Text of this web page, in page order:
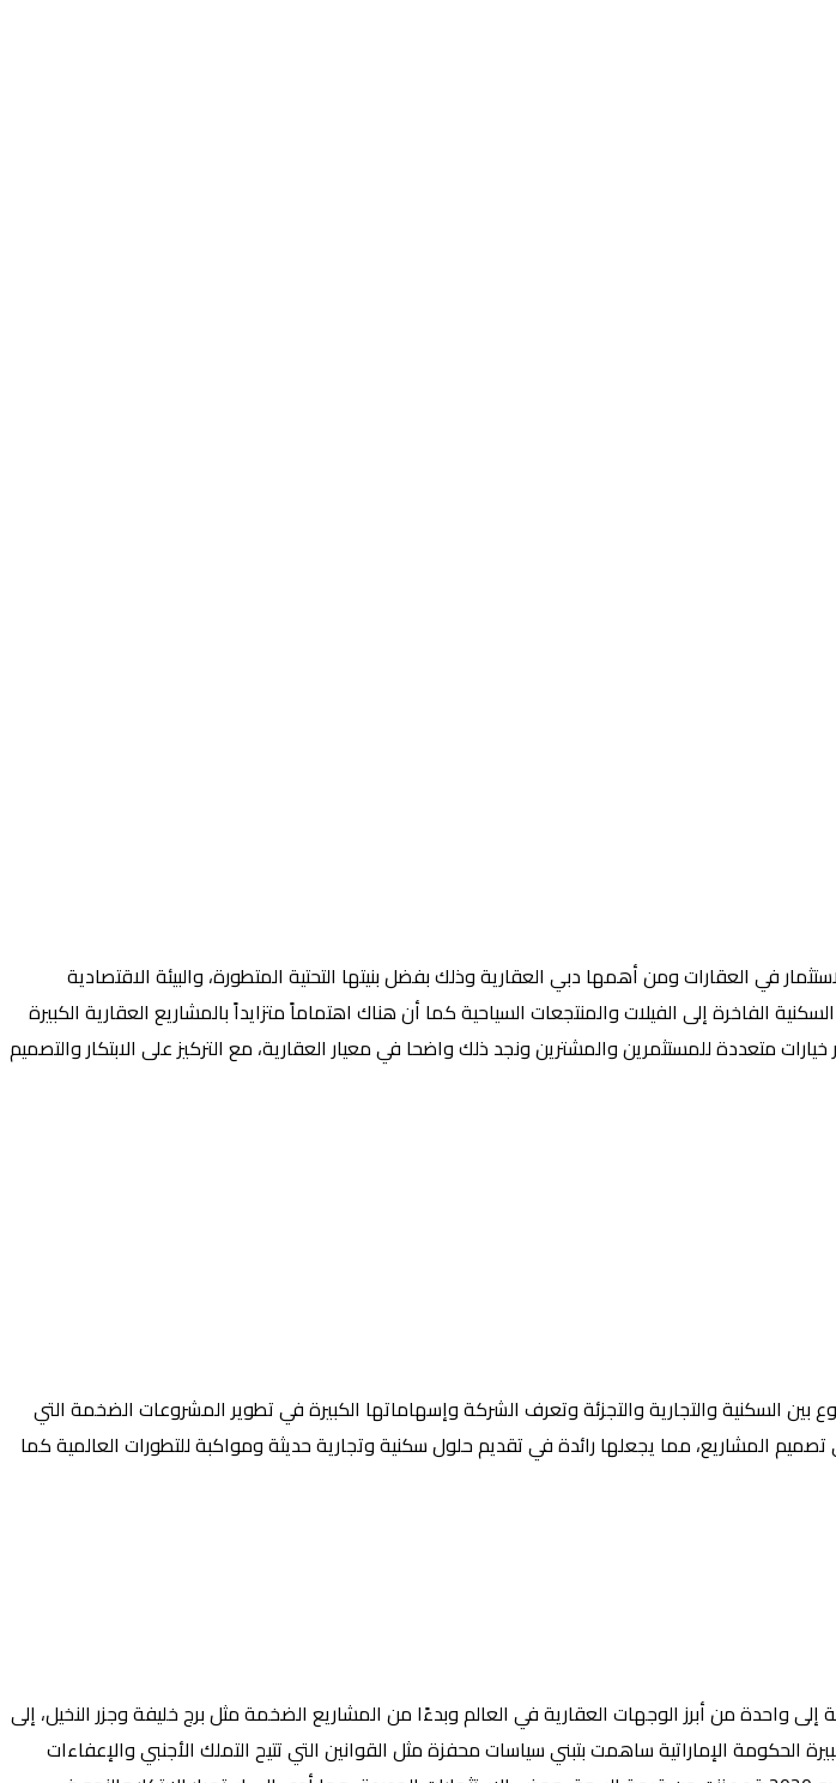
في العقارات ومن أهمها دبي العقارية وذلك بفضل بنيتها التحتية المتطورة، والبيئة الاقتصادية
إلى الفيلات والمنتجعات السياحية كما أن هناك اهتماماً متزايداً بالمشاريع العقارية الكبيرة
متعددة للمستثمرين والمشترين ونجد ذلك واضحا في معيار العقارية، مع التركيز على الابتكار والتصميم
السكنية والتجارية والتجزئة وتعرف الشركة وإسهاماتها الكبيرة في تطوير المشروعات الضخمة التي
المشاريع، مما يجعلها رائدة في تقديم حلول سكنية وتجارية حديثة ومواكبة للتطورات العالمية كما
من أبرز الوجهات العقارية في العالم وبدءًا من المشاريع الضخمة مثل برج خليفة وجزر النخيل، إلى
الحكومة الإماراتية ساهمت بتبني سياسات محفزة مثل القوانين التي تتيح التملك الأجنبي والإعفاءات